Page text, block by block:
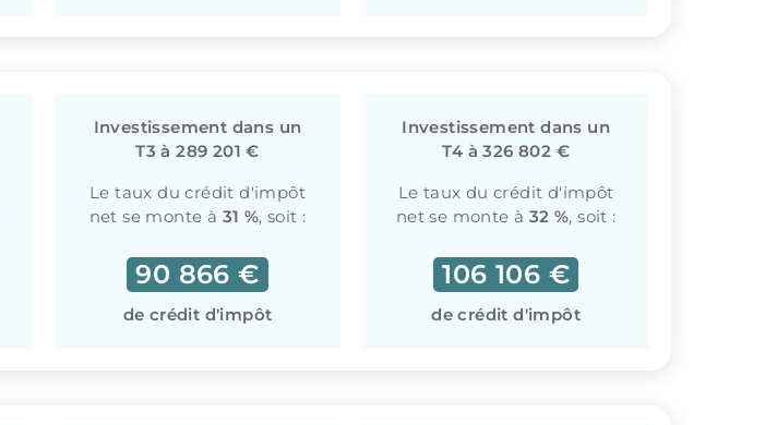
Investissement dans un
T3 à 289 201 €
Le taux du crédit d'impôt
net se monte à 31 %, soit :
90 866 €
de crédit d'impôt
Investissement dans un
T4 à 326 802 €
Le taux du crédit d'impôt
net se monte à 32 %, soit :
106 106 €
de crédit d'impôt